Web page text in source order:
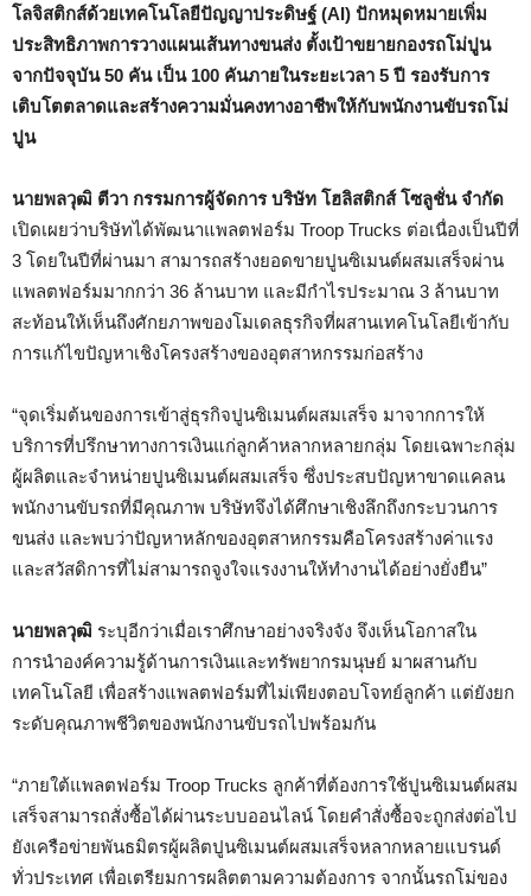
โลจิสติกส์ด้วยเทคโนโลยีปัญญาประดิษฐ์ (AI) ปักหมุดหมายเพิ่ม
ประสิทธิภาพการวางแผนเส้นทางขนส่ง ตั้งเป้าขยายกองรถโม่ปูน
จากปัจจุบัน 50 คัน เป็น 100 คันภายในระยะเวลา 5 ปี รองรับการ
เติบโตตลาดและสร้างความมั่นคงทางอาชีพให้กับพนักงานขับรถโม่
ปูน
นายพลวุฒิ ตีวา กรรมการผู้จัดการ บริษัท โฮลิสติกส์ โซลูชั่น จำกัด
เปิดเผยว่าบริษัทได้พัฒนาแพลตฟอร์ม Troop Trucks ต่อเนื่องเป็นปีที่
3 โดยในปีที่ผ่านมา สามารถสร้างยอดขายปูนซิเมนต์ผสมเสร็จผ่าน
แพลตฟอร์มมากกว่า 36 ล้านบาท และมีกำไรประมาณ 3 ล้านบาท
สะท้อนให้เห็นถึงศักยภาพของโมเดลธุรกิจที่ผสานเทคโนโลยีเข้ากับ
การแก้ไขปัญหาเชิงโครงสร้างของอุตสาหกรรมก่อสร้าง
“จุดเริ่มต้นของการเข้าสู่ธุรกิจปูนซิเมนต์ผสมเสร็จ มาจากการให้
บริการที่ปรึกษาทางการเงินแก่ลูกค้าหลากหลายกลุ่ม โดยเฉพาะกลุ่ม
ผู้ผลิตและจำหน่ายปูนซิเมนต์ผสมเสร็จ ซึ่งประสบปัญหาขาดแคลน
พนักงานขับรถที่มีคุณภาพ บริษัทจึงได้ศึกษาเชิงลึกถึงกระบวนการ
ขนส่ง และพบว่าปัญหาหลักของอุตสาหกรรมคือโครงสร้างค่าแรง
และสวัสดิการที่ไม่สามารถจูงใจแรงงานให้ทำงานได้อย่างยั่งยืน”
นายพลวุฒิ ระบุอีกว่าเมื่อเราศึกษาอย่างจริงจัง จึงเห็นโอกาสใน
การนำองค์ความรู้ด้านการเงินและทรัพยากรมนุษย์ มาผสานกับ
เทคโนโลยี เพื่อสร้างแพลตฟอร์มที่ไม่เพียงตอบโจทย์ลูกค้า แต่ยังยก
ระดับคุณภาพชีวิตของพนักงานขับรถไปพร้อมกัน
“ภายใต้แพลตฟอร์ม Troop Trucks ลูกค้าที่ต้องการใช้ปูนซิเมนต์ผสม
เสร็จสามารถสั่งซื้อได้ผ่านระบบออนไลน์ โดยคำสั่งซื้อจะถูกส่งต่อไป
ยังเครือข่ายพันธมิตรผู้ผลิตปูนซิเมนต์ผสมเสร็จหลากหลายแบรนด์
ทั่วประเทศ เพื่อเตรียมการผลิตตามความต้องการ จากนั้นรถโม่ของ